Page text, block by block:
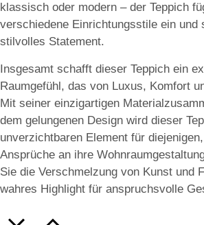
klassisch oder modern – der Teppich
verschiedene Einrichtungsstile ein und
stilvolles Statement.
Insgesamt schafft dieser Teppich ein
Raumgefühl, das von Luxus, Komfort
Mit seiner einzigartigen
dem gelungenen Design wird dieser
unverzichtbaren Element für
Ansprüche an ihre
Sie die Verschmelzung von Kunst und
wahres Highlight für anspruchsvolle